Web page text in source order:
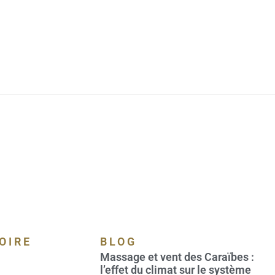
BLOG
Massage et vent des Caraïbes :
l’effet du climat sur le système